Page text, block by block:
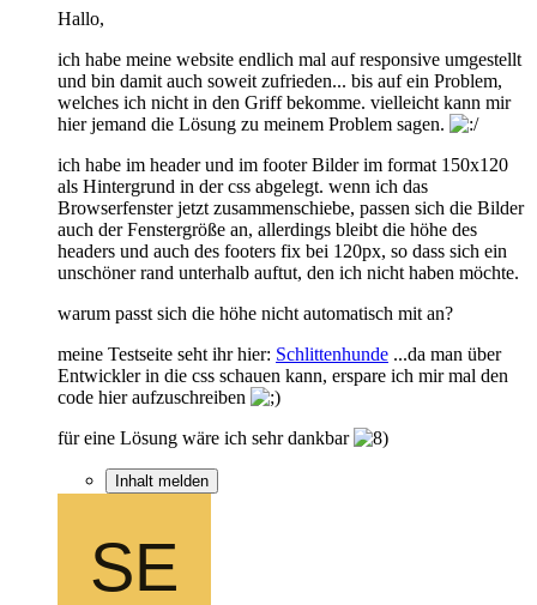
Hallo,
ich habe meine website endlich mal auf responsive umgestellt
und bin damit auch soweit zufrieden... bis auf ein Problem,
welches ich nicht in den Griff bekomme. vielleicht kann mir
hier jemand die Lösung zu meinem Problem sagen.
ich habe im header und im footer Bilder im format 150x120
als Hintergrund in der css abgelegt. wenn ich das
Browserfenster jetzt zusammenschiebe, passen sich die Bilder
auch der Fenstergröße an, allerdings bleibt die höhe des
headers und auch des footers fix bei 120px, so dass sich ein
unschöner rand unterhalb auftut, den ich nicht haben möchte.
warum passt sich die höhe nicht automatisch mit an?
meine Testseite seht ihr hier: Schlittenhunde ...da man über
Entwickler in die css schauen kann, erspare ich mir mal den
code hier aufzuschreiben
für eine Lösung wäre ich sehr dankbar
Inhalt melden